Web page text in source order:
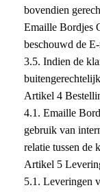
bovendien
Emaille Bordjes
beschouwd de
3.5. Indien de
Artikel 4
4.1. Emaille
gebruik van
relatie tussen de
Artikel 5
5.1. Leveringen